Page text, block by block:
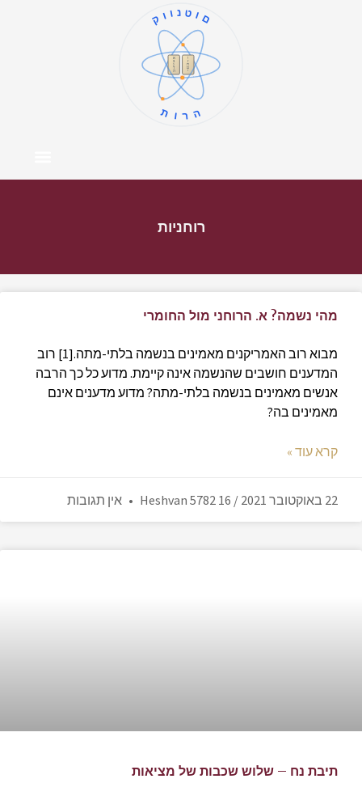
א
ב
ג
ד
ה
ו
ז
ח
ט
י
קוונטום
תורה
רוחניות
מהי נשמה? א. הרוחני מול החומרי
מבוא רוב האמריקנים מאמינים בנשמה בלתי-מתה.[1] רוב
המדענים חושבים שהנשמה אינה קיימת. מדוע כל כך הרבה
אנשים מאמינים בנשמה בלתי-מתה? מדוע מדענים אינם
מאמינים בה?
קרא עוד »
22 באוקטובר 2021 / 16 Heshvan 5782 אין תגובות
תיבת נח – שלוש שכבות של מציאות